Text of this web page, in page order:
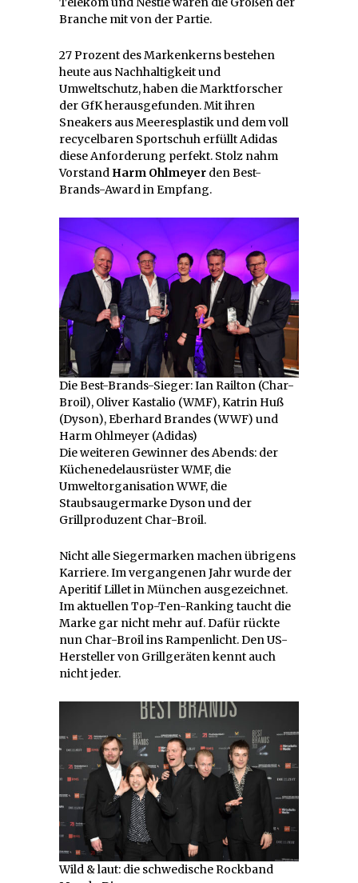
Branche mit von der Partie.
27 Prozent des Markenkerns bestehen
heute aus Nachhaltigkeit und
Umweltschutz, haben die Marktforscher
der GfK herausgefunden. Mit ihren
Sneakers aus Meeresplastik und dem voll
recycelbaren Sportschuh erfüllt Adidas
diese Anforderung perfekt. Stolz nahm
Vorstand Harm Ohlmeyer den Best-
Brands-Award in Empfang.
Die Best-Brands-Sieger: Ian Railton (Char-
Broil), Oliver Kastalio (WMF), Katrin Huß
(Dyson), Eberhard Brandes (WWF) und
Harm Ohlmeyer (Adidas)
Die weiteren Gewinner des Abends: der
Küchenedelausrüster WMF, die
Umweltorganisation WWF, die
Staubsaugermarke Dyson und der
Grillproduzent Char-Broil.
Nicht alle Siegermarken machen übrigens
Karriere. Im vergangenen Jahr wurde der
Aperitif Lillet in München ausgezeichnet.
Im aktuellen Top-Ten-Ranking taucht die
Marke gar nicht mehr auf. Dafür rückte
nun Char-Broil ins Rampenlicht. Den US-
Hersteller von Grillgeräten kennt auch
nicht jeder.
Wild & laut: die schwedische Rockband